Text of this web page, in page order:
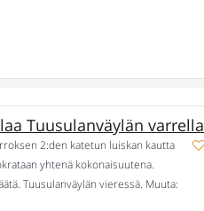
Tuusulanväylän varrella
2:den katetun luiskan kautta
yhtenä kokonaisuutena.
Tuusulanväylän vieressä. Muuta: